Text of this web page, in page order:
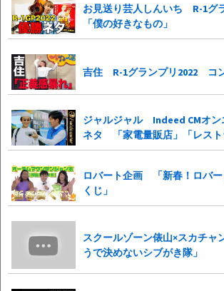
お見送り芸人しんいち R-1グ
「僕の好きなもの」
吉住 R-1グランプリ2022 コ
ジャルジャル Indeed CMオン
ネタ 「家電量販店」「レスト
ロバート企画 「新春！ロバ
くじ」
スクールゾーン俵山×スカチ
うで決めないシブがき隊」